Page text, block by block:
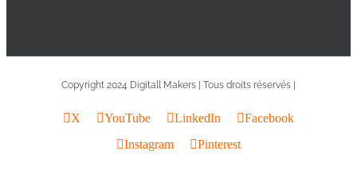
Copyright 2024 Digitall Makers | Tous droits réservés |
X YouTube LinkedIn
Facebook
Instagram
Pinterest